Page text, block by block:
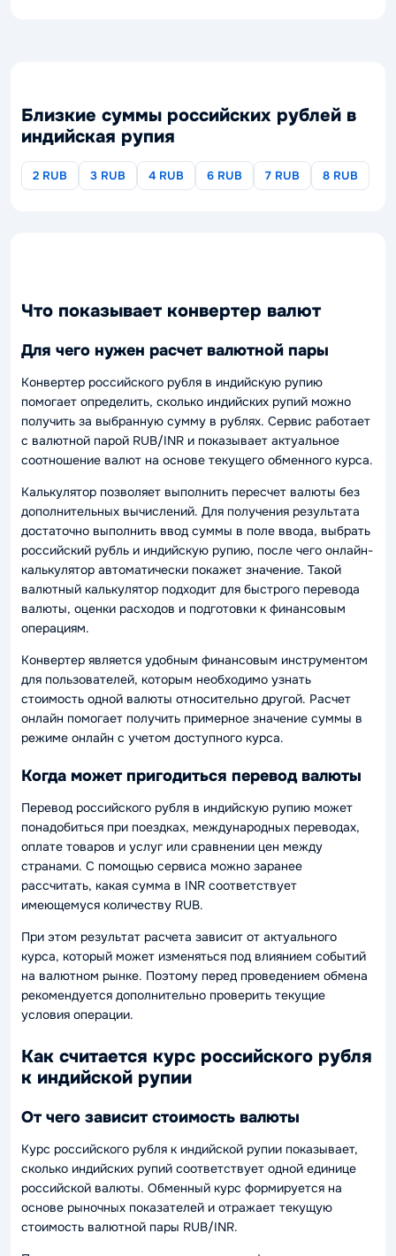
Близкие суммы российских рублей в
индийская рупия
2 RUB 3 RUB 4 RUB 6 RUB 7 RUB 8 RUB
Что показывает конвертер валют
Для чего нужен расчет валютной пары
Конвертер российского рубля в индийскую рупию
помогает определить, сколько индийских рупий можно
получить за выбранную сумму в рублях. Сервис работает
с валютной парой RUB/INR и показывает актуальное
соотношение валют на основе текущего обменного курса.
Калькулятор позволяет выполнить пересчет валюты без
дополнительных вычислений. Для получения результата
достаточно выполнить ввод суммы в поле ввода, выбрать
российский рубль и индийскую рупию, после чего онлайн-
калькулятор автоматически покажет значение. Такой
валютный калькулятор подходит для быстрого перевода
валюты, оценки расходов и подготовки к финансовым
операциям.
Конвертер является удобным финансовым инструментом
для пользователей, которым необходимо узнать
стоимость одной валюты относительно другой. Расчет
онлайн помогает получить примерное значение суммы в
режиме онлайн с учетом доступного курса.
Когда может пригодиться перевод валюты
Перевод российского рубля в индийскую рупию может
понадобиться при поездках, международных переводах,
оплате товаров и услуг или сравнении цен между
странами. С помощью сервиса можно заранее
рассчитать, какая сумма в INR соответствует
имеющемуся количеству RUB.
При этом результат расчета зависит от актуального
курса, который может изменяться под влиянием событий
на валютном рынке. Поэтому перед проведением обмена
рекомендуется дополнительно проверить текущие
условия операции.
Как считается курс российского рубля
к индийской рупии
От чего зависит стоимость валюты
Курс российского рубля к индийской рупии показывает,
сколько индийских рупий соответствует одной единице
российской валюты. Обменный курс формируется на
основе рыночных показателей и отражает текущую
стоимость валютной пары RUB/INR.